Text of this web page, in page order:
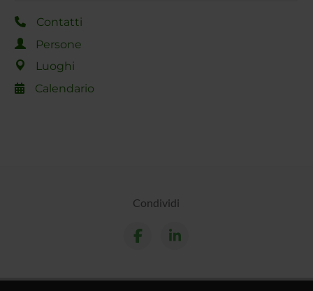
Contatti
Persone
Luoghi
Calendario
Condividi